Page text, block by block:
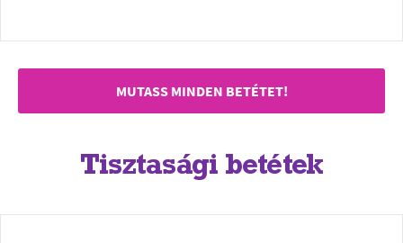
MUTASS MINDEN BETÉTET!
Tisztasági betétek